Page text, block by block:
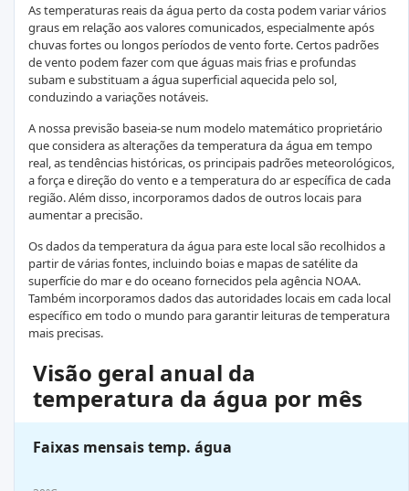
As temperaturas reais da água perto da costa podem variar vários
graus em relação aos valores comunicados, especialmente após
chuvas fortes ou longos períodos de vento forte. Certos padrões
de vento podem fazer com que águas mais frias e profundas
subam e substituam a água superficial aquecida pelo sol,
conduzindo a variações notáveis.
A nossa previsão baseia-se num modelo matemático proprietário
que considera as alterações da temperatura da água em tempo
real, as tendências históricas, os principais padrões meteorológicos,
a força e direção do vento e a temperatura do ar específica de cada
região. Além disso, incorporamos dados de outros locais para
aumentar a precisão.
Os dados da temperatura da água para este local são recolhidos a
partir de várias fontes, incluindo boias e mapas de satélite da
superfície do mar e do oceano fornecidos pela agência NOAA.
Também incorporamos dados das autoridades locais em cada local
específico em todo o mundo para garantir leituras de temperatura
mais precisas.
Visão geral anual da
temperatura da água por mês
Faixas mensais temp. água